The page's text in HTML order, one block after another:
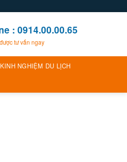
: 0914.00.00.65
tư vấn ngay
KINH NGHIỆM DU LỊCH